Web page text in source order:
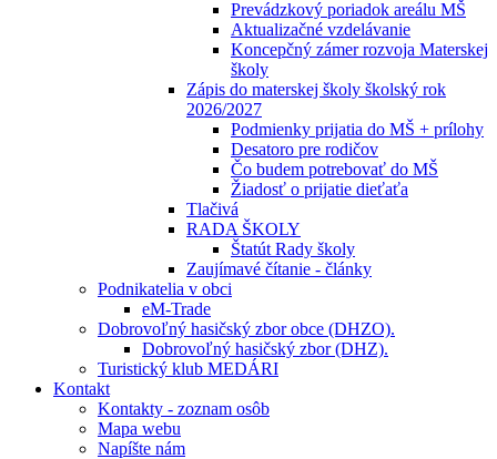
Prevádzkový poriadok areálu MŠ
Aktualizačné vzdelávanie
Koncepčný zámer rozvoja Materskej
školy
Zápis do materskej školy školský rok
2026/2027
Podmienky prijatia do MŠ + prílohy
Desatoro pre rodičov
Čo budem potrebovať do MŠ
Žiadosť o prijatie dieťaťa
Tlačivá
RADA ŠKOLY
Štatút Rady školy
Zaujímavé čítanie - články
Podnikatelia v obci
eM-Trade
Dobrovoľný hasičský zbor obce (DHZO).
Dobrovoľný hasičský zbor (DHZ).
Turistický klub MEDÁRI
Kontakt
Kontakty - zoznam osôb
Mapa webu
Napíšte nám